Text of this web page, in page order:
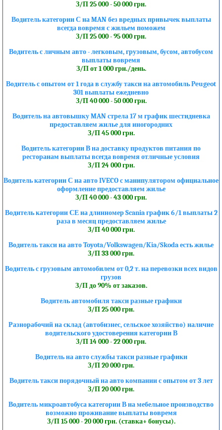
З/П 25 000 - 50 000 грн.
Водитель категории С на MAN без вредных привычек выплаты
всегда вовремя с жильем поможем
З/П 25 000 - 95 000 грн.
Водитель с личным авто - легковым, грузовым, бусом, автобусом
выплаты вовремя
З/П от 1 000 грн./день.
Водитель с опытом от 1 года в службу такси на автомобиль Peugeot
301 выплаты ежедневно
З/П 40 000 - 50 000 грн.
Водитель на автовышку MAN стрела 17 м график шестидневка
предоставляем жилье для иногородних
З/П 45 000 грн.
Водитель категории В на доставку продуктов питания по
ресторанам выплаты всегда вовремя отличные условия
З/П 24 000 грн.
Водитель категории С на авто IVECO с манипулятором официальное
оформление предоставляем жилье
З/П 40 000 - 43 000 грн.
Водитель категории СЕ на длинномер Scania график 6/1 выплаты 2
раза в месяц предоставляем жилье
З/П 40 000 грн.
Водитель такси на авто Toyota/Volkswagen/Kia/Skoda есть жилье
З/П 33 000 грн.
Водитель с грузовым автомобилем от 0,2 т. на перевозки всех видов
грузов
З/П до 90% от заказов.
Водитель автомобиля такси разные графики
З/П 25 000 грн.
Разнорабочий на склад (автобизнес, сельское хозяйство) наличие
водительского удостоверения категории В
З/П 14 000 - 22 000 грн.
Водитель на авто службы такси разные графики
З/П 20 000 грн.
Водитель такси порядочный на авто компании с опытом от 3 лет
З/П 20 000 грн.
Водитель микроавтобуса категории В на мебельное производство
возможно проживание выплаты вовремя
З/П 15 000 - 20 000 грн. (ставка+ бонусы).